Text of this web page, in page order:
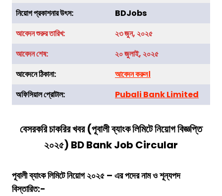
নিয়োগ প্রকাশনার উৎস:
BDJobs
আবেদন শুরুর তারিখ:
২৩ জুন, ২০২৫
আবেদন শেষ:
২০ জুলাই, ২০২৫
আবেদনে ঠিকানা:
আবেদন করুন।
অফিসিয়াল প্রোটাল:
Pubali BankLimited
বেসরকরি চাকরির খবর (পূবালী ব্যাংক লিমিটেনিয়োগ বিজ্ঞপ্তি
২০২৫) BD Bank Job Circular
পূবালী ব্যাংক লিমিটেনিয়োগ ২০২৫ – এর পদের নাম ও শূন্যপদ
বিস্তারিত:-